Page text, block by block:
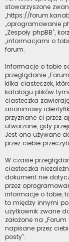
stowarzyszone
„https://
„oprogramowanie
„Zespoły phpBB”,
„informacjami o
forum.
Informacje o tobie
przeglądanie
kilka ciasteczek,
katalogu plików
ciasteczka
anonimowy
przyznane ci przez
utworzone, gdy
Jest ono używane
przez ciebie
W czasie
ciasteczka
dokument nie
przez
informacje o tobie,
to między innymi
użytkownik zwane
założone na
napisane przez
posty”.